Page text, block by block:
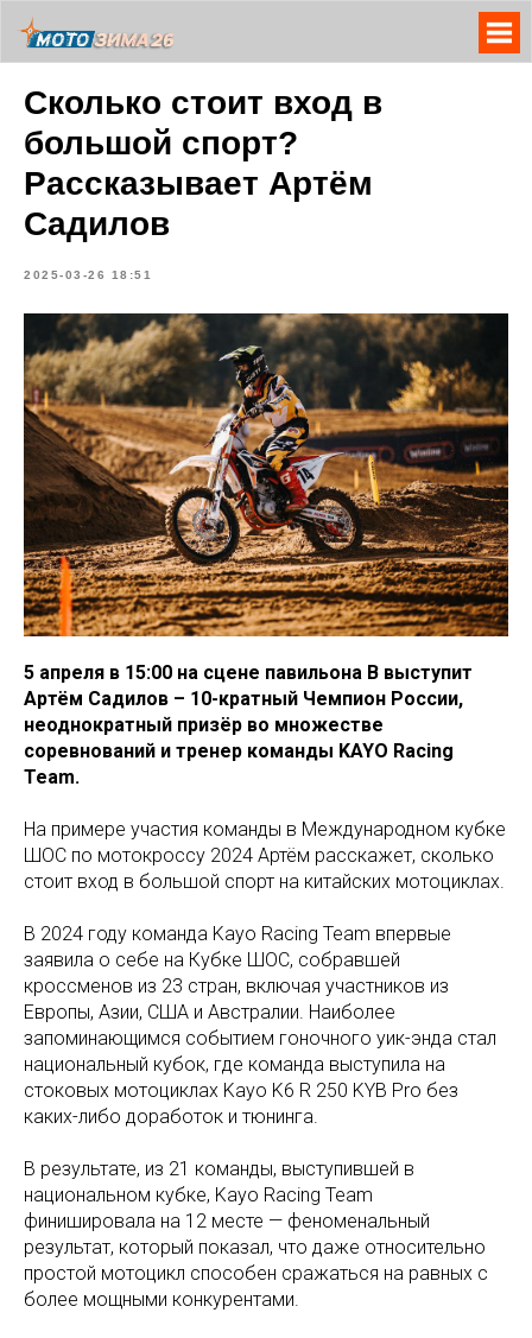
Сколько стоит вход в
большой спорт?
Рассказывает Артём
Садилов
2025-03-26 18:51
5 апреля в 15:00 на сцене павильона B выступит
Артём Садилов – 10-кратный Чемпион России,
неоднократный призёр во множестве
соревнований и тренер команды KAYO Racing
Team.
На примере участия команды в Международном кубке
ШОС по мотокроссу 2024 Артём расскажет, сколько
стоит вход в большой спорт на китайских мотоциклах.
В 2024 году команда Kayo Racing Team впервые
заявила о себе на Кубке ШОС, собравшей
кроссменов из 23 стран, включая участников из
Европы, Азии, США и Австралии. Наиболее
запоминающимся событием гоночного уик-энда стал
национальный кубок, где команда выступила на
стоковых мотоциклах Kayo K6 R 250 KYB Pro без
каких-либо доработок и тюнинга.
В результате, из 21 команды, выступившей в
национальном кубке, Kayo Racing Team
финишировала на 12 месте — феноменальный
результат, который показал, что даже относительно
простой мотоцикл способен сражаться на равных с
более мощными конкурентами.